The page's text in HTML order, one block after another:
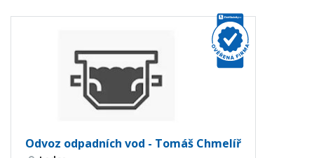
Odvoz odpadních vod - Tomáš Chmelíř